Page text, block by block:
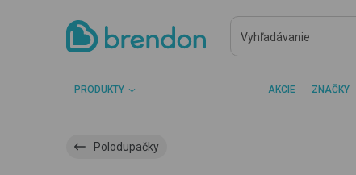
PRODUKTY AKCIE ZNAČKY
Polodupačky